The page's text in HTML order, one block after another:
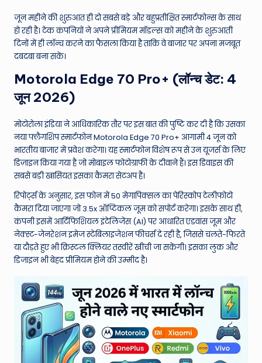
rl
d
जून महीने की शुरुआत ही दो सबसे बड़े और बहुप्रतीक्षित स्मार्टफोन्स के साथ
हो रही है। टेक कंपनियों ने अपने प्रीमियम मॉडल्स को महीने के शुरुआती
दिनों में ही लॉन्च करने का फैसला किया है ताकि वे बाजार पर अपना मजबूत
दबदबा बना सकें।
Motorola Edge 70 Pro+ (लॉन्च डेट: 4
जून 2026)
मोटोरोला इंडिया ने आधिकारिक तौर पर इस बात की पुष्टि कर दी है कि उसका
नया फ्लैगशिप स्मार्टफोन Motorola Edge 70 Pro+ आगामी 4 जून को
भारतीय बाजार में प्रवेश करेगा। यह स्मार्टफोन विशेष रूप से उन यूजर्स के लिए
डिज़ाइन किया गया है जो मोबाइल फोटोग्राफी के दीवाने हैं। इस डिवाइस की
सबसे बड़ी खासियत इसका कैमरा सेटअप है।
रिपोर्ट्स के अनुसार, इस फोन में 50 मेगापिक्सल का पेरिस्कोप टेलीफोटो
कैमरा दिया जाएगा जो 3.5x ऑप्टिकल जूम को सपोर्ट करेगा। इसके साथ ही,
कंपनी इसमें आर्टिफिशियल इंटेलिजेंस (AI) पर आधारित एडवांस जूम और
नेक्स्ट-जेनरेशन इमेज स्टेबिलाइजेशन फीचर्स दे रही है, जिससे चलते-फिरते
या दौड़ते हुए भी क्रिस्टल क्लियर तस्वीरें खींची जा सकेंगी। इसका लुक और
डिजाइन भी बेहद प्रीमियम होने की उम्मीद है।